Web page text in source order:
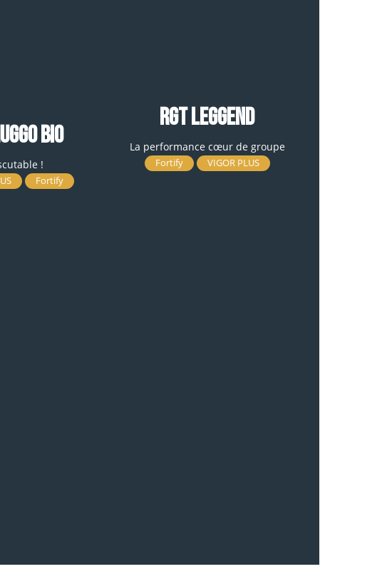
BIO
!
Fortify
RGT LEGGEND
La performance cœur de groupe
Fortify VIGOR PLUS